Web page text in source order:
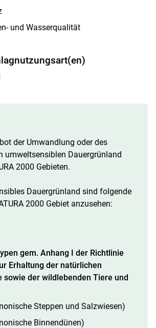
und Wasserqualität
der Umwandlung oder des
umweltsensiblen Dauergrünland
2000 Gebieten.
Dauergrünland sind folgende
2000 Gebiet anzusehen:
gem. Anhang I der Richtlinie
Erhaltung der natürlichen
sowie der wildlebenden Tiere und
Steppen und Salzwiesen)
Binnendünen)